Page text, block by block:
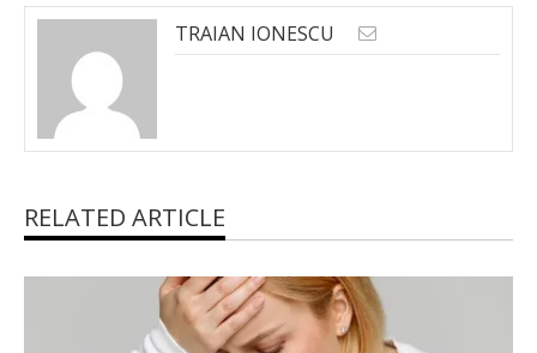
TRAIAN IONESCU
RELATED ARTICLE